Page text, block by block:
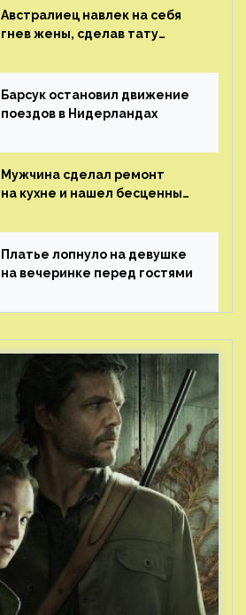
Австралиец навлек на себя
гнев жены, сделав тату
Барсук остановил движение
поездов в Нидерландах
Мужчина сделал ремонт
на кухне и нашел бесценные
Платье лопнуло на девушке
на вечеринке перед гостями